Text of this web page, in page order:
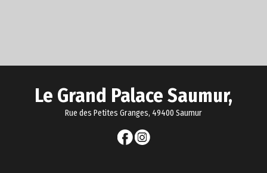
Le Grand Palace Saumur,
Rue des Petites Granges, 49400 Saumur